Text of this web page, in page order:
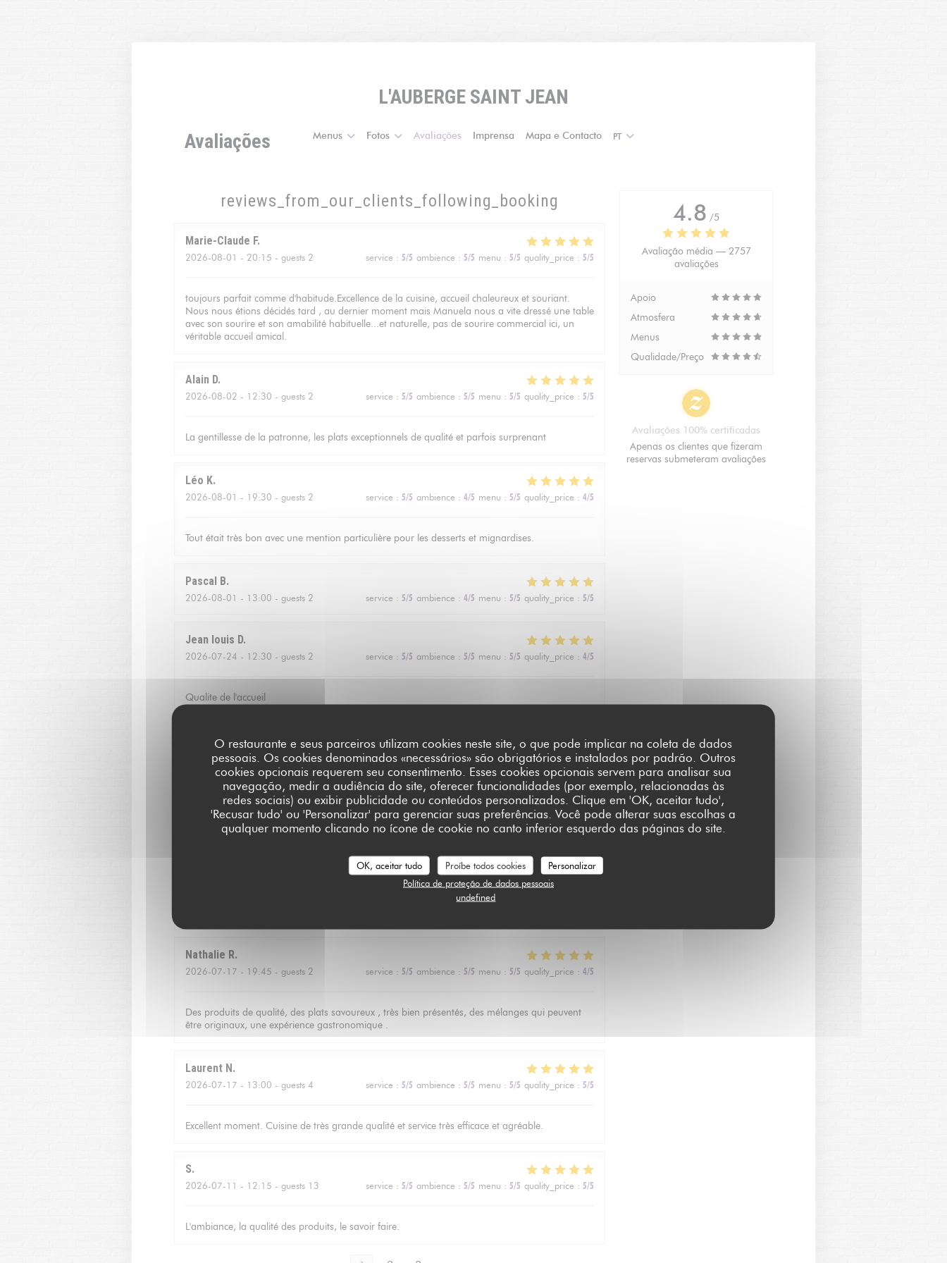
O restaurante e seus parceiros utilizam cookies neste site, o que pode implicar na coleta de dados
pessoais. Os cookies denominados «necessários» são obrigatórios e instalados por padrão. Outros
cookies opcionais requerem seu consentimento. Esses cookies opcionais servem para analisar sua
navegação, medir a audiência do site, oferecer funcionalidades (por exemplo, relacionadas às
redes sociais) ou exibir publicidade ou conteúdos personalizados. Clique em 'OK, aceitar tudo',
'Recusar tudo' ou 'Personalizar' para gerenciar suas preferências. Você pode alterar suas escolhas a
qualquer momento clicando no ícone de cookie no canto inferior esquerdo das páginas do site.
OK, aceitar tudo Proíbe todos cookies
Personalizar
Política de proteção de dados pessoais
undefined
L'AUBERGE SAINT JEAN
Menus Fotos Avaliações Imprensa Mapa e Contacto PT
Avaliações
reviews_from_our_clients_following_booking
Marie-Claude F
2026-08-01 - 20:15 - guests 2 service : 5/5 ambience : 5/5 menu : 5/5 quality_price : 5/5
toujours parfait comme d'habitude.Excellence de la cuisine, accueil chaleureux et souriant.
Nous nous étions décidés tard , au dernier moment mais Manuela nous a vite dressé une table
avec son sourire et son amabilité habituelle...et naturelle, pas de sourire commercial ici, un
véritable accueil amical.
Alain D
2026-08-02 - 12:30 - guests 2 service : 5/5 ambience : 5/5 menu : 5/5 quality_price : 5/5
La gentillesse de la patronne, les plats exceptionnels de qualité et parfois surprenant
Léo K
2026-08-01 - 19:30 - guests 2 service : 5/5 ambience : 4/5 menu : 5/5 quality_price : 4/5
Tout était très bon avec une mention particulière pour les desserts et mignardises.
Pascal B
2026-08-01 - 13:00 - guests 2 service : 5/5 ambience : 4/5 menu : 5/5 quality_price : 5/5
Jean louis D
2026-07-24 - 12:30 - guests 2 service : 5/5 ambience : 5/5 menu : 5/5 quality_price : 4/5
Qualite de l'accueil
Christoffer N
2026-07-23- 13:15 - guests 2 service: 5/5 ambience: 4/5 menu: 5/5 quality_price : 5/5
Fantastic food and good service. Defininetly worth a michelin star
service: 5/5 ambience: 5/5 menu: 5/5 quality_price: 5/5
Service excellent, la qualité du repas était exceptionnel. Nous avons passé une soirée très
Nathalie R
2026-07-17 - 19:45 - guests 2 service : 5/5 ambience : 5/5 menu : 5/5 quality_price : 4/5
Des produits de qualité, des plats savoureux , très bien présentés, des mélanges qui peuvent
être originaux, une expérience gastronomique .
Laurent N
2026-07-17 - 13:00 - guests 4 service : 5/5 ambience : 5/5 menu : 5/5 quality_price : 5/5
Excellent moment. Cuisine de très grande qualité et service très efficace et agréable.
S
2026-07-11 - 12:15 - guests 13 service : 5/5 ambience : 5/5 menu : 5/5 quality_price : 5/5
L'ambiance, la qualité des produits, le savoir faire.
4.8 /5
Avaliação média — 2757
avaliações
Apoio
Atmosfera
Menus
Qualidade/Preço
Avaliações 100% certificadas
Apenas os clientes que fizeram
reservas submeteram avaliações
L'AUBERGE SAINT JEAN